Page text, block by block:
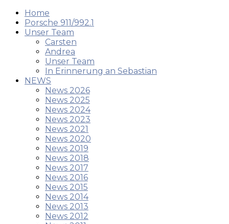
Home
Porsche 911/992.1
Unser Team
Carsten
Andrea
Unser Team
In Erinnerung an Sebastian
NEWS
News 2026
News 2025
News 2024
News 2023
News 2021
News 2020
News 2019
News 2018
News 2017
News 2016
News 2015
News 2014
News 2013
News 2012